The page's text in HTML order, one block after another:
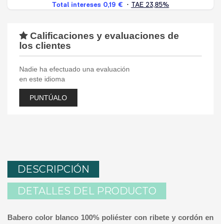
Calificaciones y evaluaciones de
los clientes
Nadie ha efectuado una evaluación
en este idioma
PUNTÚALO
DESCRIPCIÓN
DETALLES DEL PRODUCTO
Babero color blanco 100% poliéster con ribete y cordón en